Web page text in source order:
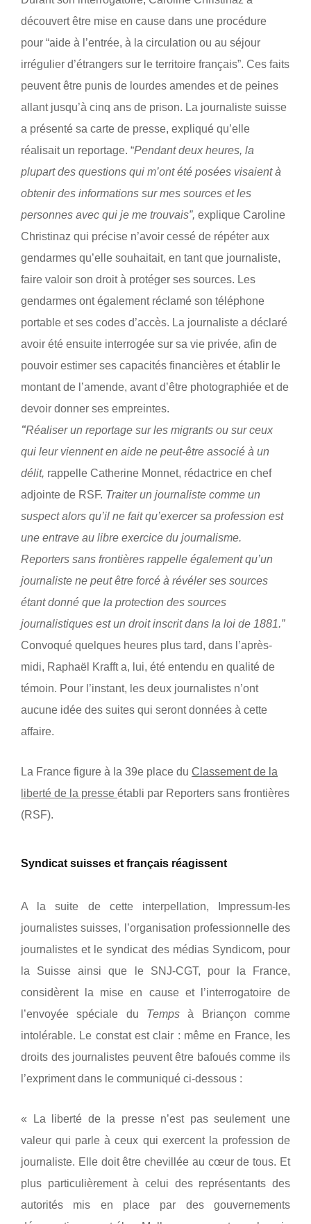
découvert être mise en cause dans une procédure
pour “aide à l’entrée, à la circulation ou au séjour
irrégulier d’étrangers sur le territoire français”. Ces faits
peuvent être punis de lourdes amendes et de peines
allant jusqu’à cinq ans de prison. La journaliste suisse
a présenté sa carte de presse, expliqué qu’elle
réalisait un reportage. “Pendant deux heures, la
plupart des questions qui m’ont été posées visaient à
obtenir des informations sur mes sources et les
personnes avec qui je me trouvais”, explique Caroline
Christinaz qui précise n’avoir cessé de répéter aux
gendarmes qu’elle souhaitait, en tant que journaliste,
faire valoir son droit à protéger ses sources. Les
gendarmes ont également réclamé son téléphone
portable et ses codes d’accès. La journaliste a déclaré
avoir été ensuite interrogée sur sa vie privée, afin de
pouvoir estimer ses capacités financières et établir le
montant de l’amende, avant d’être photographiée et de
devoir donner ses empreintes.
“Réaliser un reportage sur les migrants ou sur ceux
qui leur viennent en aide ne peut-être associé à un
délit, rappelle Catherine Monnet, rédactrice en chef
adjointe de RSF. Traiter un journaliste comme un
suspect alors qu’il ne fait qu’exercer sa profession est
une entrave au libre exercice du journalisme.
Reporters sans frontières rappelle également qu’un
journaliste ne peut être forcé à révéler ses sources
étant donné que la protection des sources
journalistiques est un droit inscrit dans la loi de 1881.”
Convoqué quelques heures plus tard, dans l’après-
midi, Raphaël Krafft a, lui, été entendu en qualité de
témoin. Pour l’instant, les deux journalistes n’ont
aucune idée des suites qui seront données à cette
affaire.
La France figure à la 39e place du Classement de la
liberté de la presse établi par Reporters sans frontières
(RSF).
Syndicat suisses et français réagissent
A la suite de cette interpellation, Impressum-les
journalistes suisses, l’organisation professionnelle des
journalistes et le syndicat des médias Syndicom, pour
la Suisse ainsi que le SNJ-CGT, pour la France,
considèrent la mise en cause et l’interrogatoire de
l’envoyée spéciale du Temps à Briançon comme
intolérable. Le constat est clair : même en France, les
droits des journalistes peuvent être bafoués comme ils
l’expriment dans le communiqué ci-dessous :
« La liberté de la presse n’est pas seulement une
valeur qui parle à ceux qui exercent la profession de
journaliste. Elle doit être chevillée au cœur de tous. Et
plus particulièrement à celui des représentants des
autorités mis en place par des gouvernements